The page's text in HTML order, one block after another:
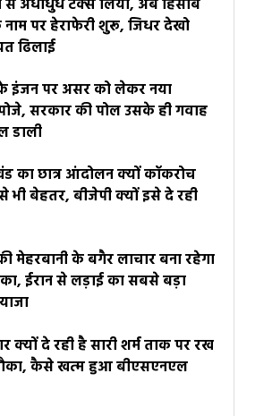
से अंधाधुंध टेक्स लिया, अब हिसाब
पर हेराफेरी शुरू, जिधर देखो
ढिलाई
इंजन पर असर को लेकर नया
सरकार की पोल उसके ही गवाह
डाली
का छात्र आंदोलन क्यों कॉकरोच
से भी बेहतर, बीजेपी क्यों इसे दे रही
मेहरबानी के बगैर लाचार बना रहेगा
ईरान से लड़ाई का सबसे बड़ा
क्यों दे रही है सारी शर्म ताक पर रख
कैसे खत्म हुआ बीएसएनएल